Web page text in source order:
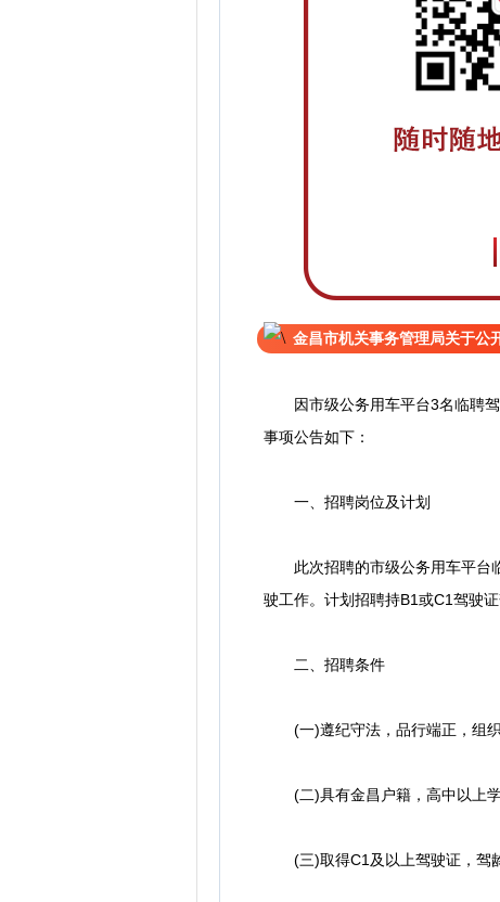
金昌市机关事务管理局关于公
因市级公务用车平台3名临聘驾
事项公告如下：
一、招聘岗位及计划
此次招聘的市级公务用车平台临
驶工作。计划招聘持B1或C1驾驶证
二、招聘条件
(一)遵纪守法，品行端正，组织
(二)具有金昌户籍，高中以上学
(三)取得C1及以上驾驶证，驾龄